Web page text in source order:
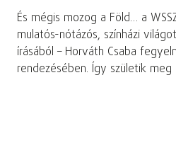
És mégis mozog a Föld… a
mulatós-nótázós, színházi
írásából – Horváth Csaba
rendezésében. Így születik